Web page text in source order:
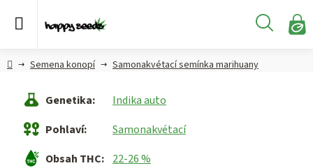
Hledat
Semena
CBD,
CBG a
HHC
konopí
HlavníSemena konopí Samonakvétací semínka marihuany
Genetika:
Indika auto
Pohlaví:
Samonakvétací
Obsah THC: 22-26 %